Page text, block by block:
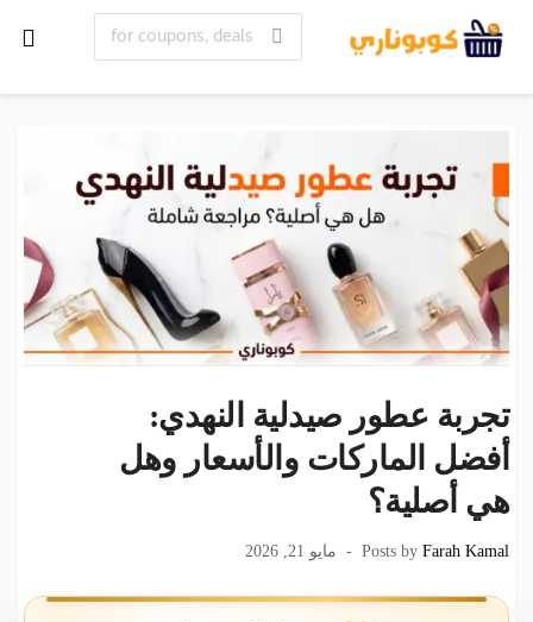
تجربة عطور صيدلية النهدي:
أفضل الماركات والأسعار وهل
هي أصلية؟
Posts by Farah Kamal مايو 21, 2026